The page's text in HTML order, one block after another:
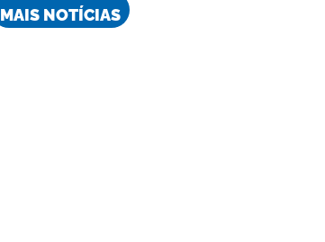
MAIS NOTÍCIAS